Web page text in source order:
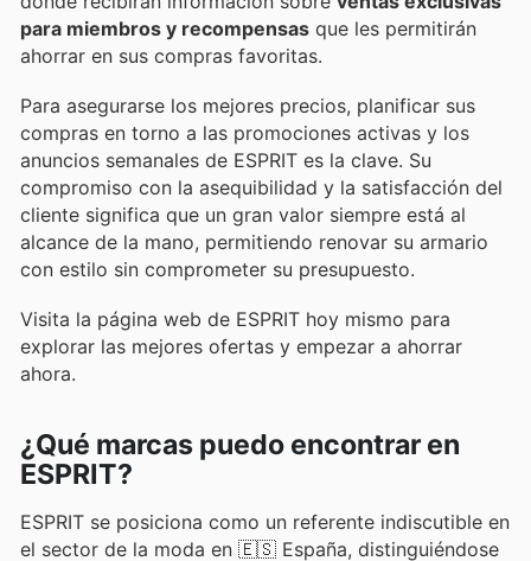
para miembros y recompensas que les permitirán
ahorrar en sus compras favoritas.
Para asegurarse los mejores precios, planificar sus
compras en torno a las promociones activas y los
anuncios semanales de ESPRIT es la clave. Su
compromiso con la asequibilidad y la satisfacción del
cliente significa que un gran valor siempre está al
alcance de la mano, permitiendo renovar su armario
con estilo sin comprometer su presupuesto.
Visita la página web de ESPRIT hoy mismo para
explorar las mejores ofertas y empezar a ahorrar
ahora.
¿Qué marcas puedo encontrar en
ESPRIT?
ESPRIT se posiciona como un referente indiscutible en
el sector de la moda en 🇪🇸 España, distinguiéndose